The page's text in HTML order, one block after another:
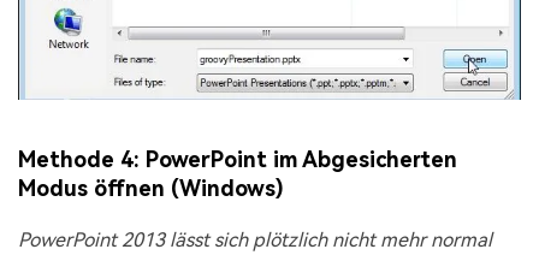
Methode 4: PowerPoint im Abgesicherten
Modus öffnen (Windows)
PowerPoint 2013 lässt sich plötzlich nicht mehr normal